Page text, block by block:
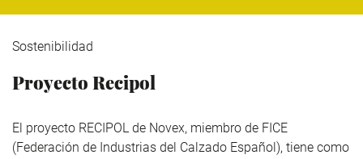
Sostenibilidad
Proyecto Recipol
El proyecto RECIPOL de Novex, miembro de FICE
(Federación de Industrias del Calzado Español), tiene como